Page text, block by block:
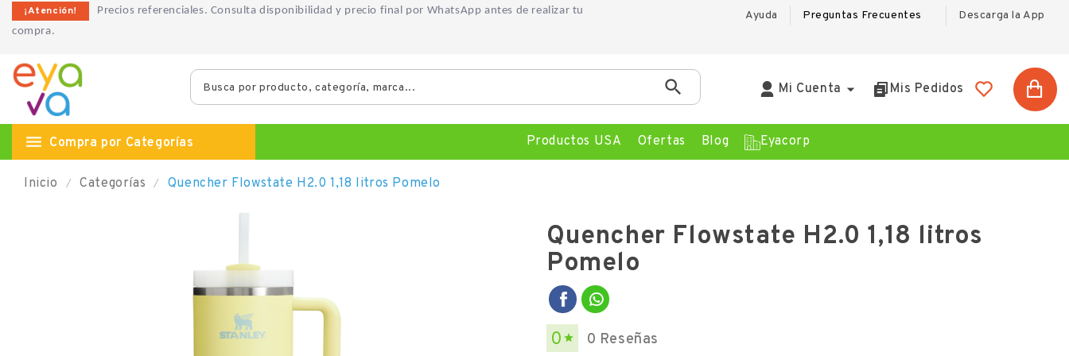
¡Atención! Precios referenciales. Consulta disponibilidad y precio final por WhatsApp antes de realizar tu
compra.
Ayuda Preguntas Frecuentes Descarga la App
 Mi Cuenta  Mis Pedidos
 Compra por Categorías Productos USA Ofertas Blog Eyacorp
Inicio Categorías Quencher Flowstate H2.0 1,18 litros Pomelo
Quencher Flowstate H2.0 1,18 litros
Pomelo
0  0 Reseñas